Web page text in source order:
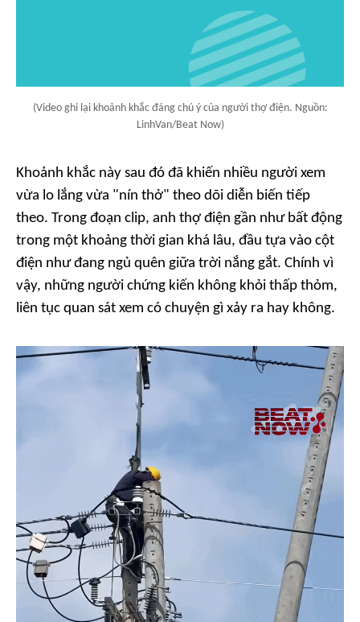
(Video ghi lại khoảnh khắc đáng chú ý của người thợ điện. Nguồn:
LinhVan/Beat Now)
Khoảnh khắc này sau đó đã khiến nhiều người xem
vừa lo lắng vừa "nín thở" theo dõi diễn biến tiếp
theo. Trong đoạn clip, anh thợ điện gần như bất động
trong một khoảng thời gian khá lâu, đầu tựa vào cột
điện như đang ngủ quên giữa trời nắng gắt. Chính vì
vậy, những người chứng kiến không khỏi thấp thỏm,
liên tục quan sát xem có chuyện gì xảy ra hay không.